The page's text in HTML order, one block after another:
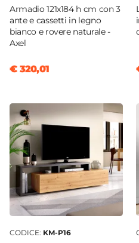
Armadio 121x184 h cm con 3
ante e cassetti in legno
bianco e rovere naturale -
Axel
€ 320,01
CODICE: KM-P16